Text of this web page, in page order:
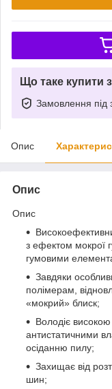
Що таке купити
Замовлення під
Опис
Опис
Опис
з ефектом мокрої
гумовими
Завдяки
полімерам,
«мокрий» блиск;
Володіє
антистатичними
осіданню пилу;
Захищає від
шин;